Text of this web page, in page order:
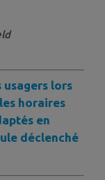
lors
horaires
en
déclenché